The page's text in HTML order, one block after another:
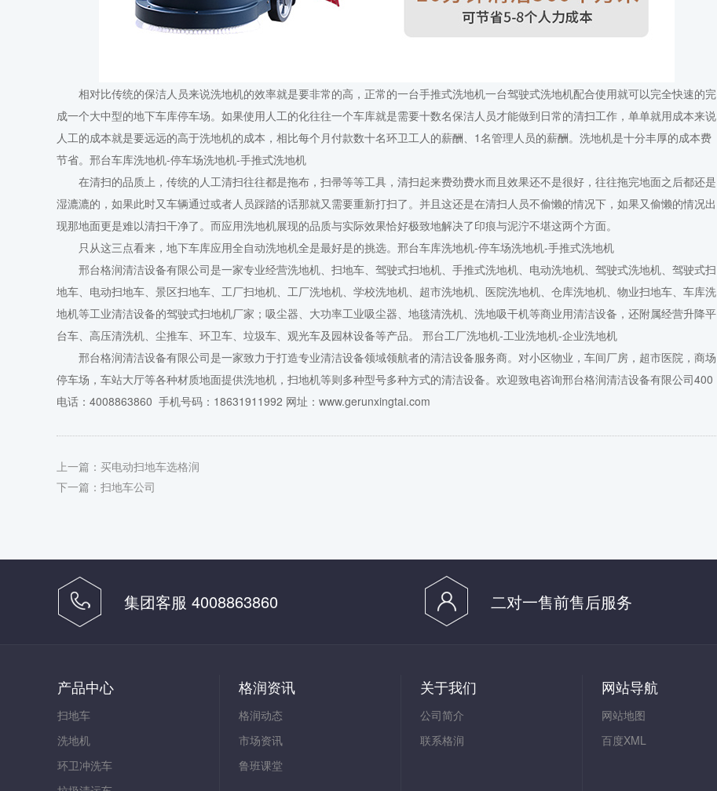
相对比传统的保洁人员来说洗地机的效率就是要非常的高，正常的一台手推式洗地机一台驾驶式洗地机配合使用就可以完全快速的完
成一个大中型的地下车库停车场。如果使用人工的化往往一个车库就是需要十数名保洁人员才能做到日常的清扫工作，单单就用成本来说
人工的成本就是要远远的高于洗地机的成本，相比每个月付款数十名环卫工人的薪酬、1名管理人员的薪酬。洗地机是十分丰厚的成本费
节省。邢台车库洗地机-停车场洗地机-手推式洗地机
在清扫的品质上，传统的人工清扫往往都是拖布，扫帚等等工具，清扫起来费劲费水而且效果还不是很好，往往拖完地面之后都还是
湿漉漉的，如果此时又车辆通过或者人员踩踏的话那就又需要重新打扫了。并且这还是在清扫人员不偷懒的情况下，如果又偷懒的情况出
现那地面更是难以清扫干净了。而应用洗地机展现的品质与实际效果恰好极致地解决了印痕与泥泞不堪这两个方面。
只从这三点看来，地下车库应用全自动洗地机全是最好是的挑选。邢台车库洗地机-停车场洗地机-手推式洗地机
邢台格润清洁设备有限公司是一家专业经营洗地机、扫地车、驾驶式扫地机、手推式洗地机、电动洗地机、驾驶式洗地机、 驾驶式扫
地车、电动扫地车、景区扫地车、工厂扫地机、工厂洗地机、学校洗地机、超市洗地机、医院洗地机、仓库洗地机、物业扫地车、车库洗
地机等工业清洁设备的驾驶式扫地机厂家；吸尘器、大功率工业吸尘器、地毯清洗机、洗地吸干机等商业用清洁设备，还附属经营升降平
台车、高压清洗机、尘推车、环卫车、垃圾车、观光车及园林设备等产品。 邢台工厂洗地机-工业洗地机-企业洗地机
邢台格润清洁设备有限公司是一家致力于打造专业清洁设备领域领航者的清洁设备服务商。对小区物业，车间厂房，超市医院，商场
停车场，车站大厅等各种材质地面提供洗地机，扫地机等则多种型号多种方式的清洁设备。欢迎致电咨询邢台格润清洁设备有限公司400
电话：4008863860 手机号码：18631911992 网址：www.gerunxingtai.com
上一篇： 买电动扫地车选格润
下一篇： 扫地车公司
集团客服 4008863860 二对一售前售后服务
产品中心
扫地车
洗地机
环卫冲洗车
格润资讯
格润动态
市场资讯
鲁班课堂
关于我们
公司简介
联系格润
网站导航
网站地图
百度XML